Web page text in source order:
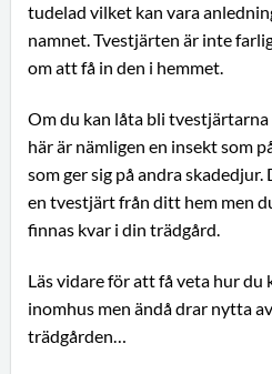
tudelad vilket kan vara
namnet. Tvestjärten är inte
om att få in den i hemmet.
Om du kan låta bli
här är nämligen en insekt som
som ger sig på andra
en tvestjärt från ditt hem men
finnas kvar i din trädgård.
Läs vidare för att få veta hur
inomhus men ändå drar nytta
trädgården…